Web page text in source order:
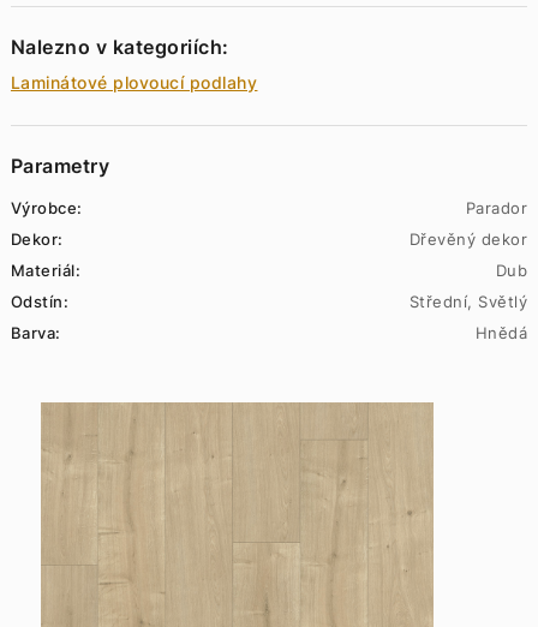
Nalezno v kategoriích:
Laminátové plovoucí podlahy
Parametry
Výrobce:
Parador
Dekor:
Dřevěný dekor
Materiál:
Dub
Odstín:
Střední, Světlý
Barva:
Hnědá